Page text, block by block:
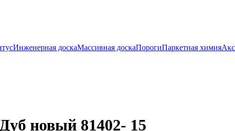
Инженерная доскаМассивная доскаПорогиПаркетная химия
новый 81402- 15